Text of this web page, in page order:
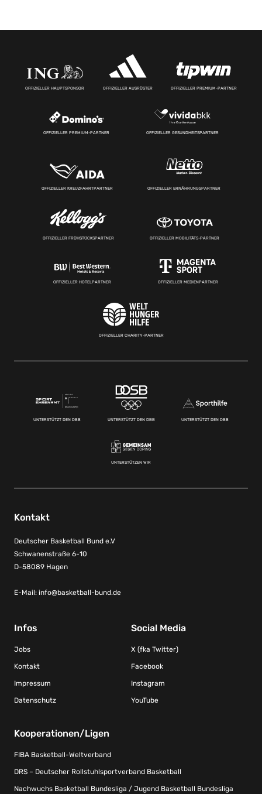
OFFIZIELLER HAUPTSPONSOR OFFIZIELLER AUSRÜSTER OFFIZIELLER PREMIUM-PARTNER
OFFIZIELLER PREMIUM-PARTNER OFFIZIELLER GESUNDHEITSPARTNER
OFFIZIELLER KREUZFAHRTPARTNER OFFIZIELLER ERNÄHRUNGSPARTNER
OFFIZIELLER FRÜHSTÜCKSPARTNER OFFIZIELLER MOBILITÄTS-PARTNER
OFFIZIELLER HOTELPARTNER OFFIZIELLER MEDIENPARTNER
OFFIZIELLER CHARITY-PARTNER
UNTERSTÜTZT DEN DBB UNTERSTÜTZT DEN DBB UNTERSTÜTZT DEN DBB
UNTERSTÜTZEN WIR
Kontakt
Deutscher Basketball Bund e.V
Schwanenstraße 6-10
D-58089 Hagen
E-Mail: info@basketball-bund.de
Infos
Jobs
Kontakt
Impressum
Datenschutz
Social Media
X (fka Twitter)
Facebook
Instagram
YouTube
Kooperationen/Ligen
FIBA Basketball-Weltverband
DRS – Deutscher Rollstuhlsportverband Basketball
Nachwuchs Basketball Bundesliga / Jugend Basketball Bundesliga